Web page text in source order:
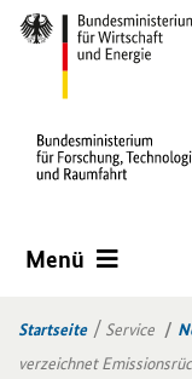
Menü
Startseite Service
verzeichnet